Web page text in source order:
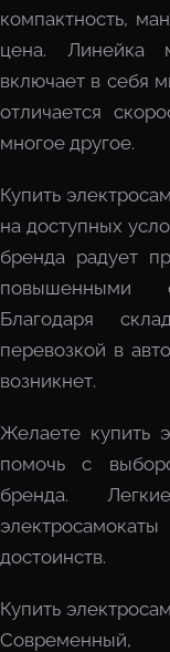
компактность,
цена. Линейка
включает в себя
отличается
многое другое.
Купить
на доступных
бренда радует
повышенными
Благодаря
перевозкой в
возникнет.
Желаете купить
помочь с
бренда.
достоинств.
Купить